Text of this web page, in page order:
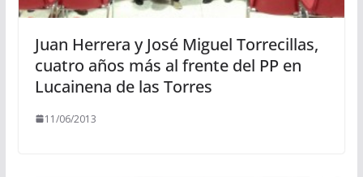
Juan Herrera y José Miguel Torrecillas,
cuatro años más al frente del PP en
Lucainena de las Torres
11/06/2013